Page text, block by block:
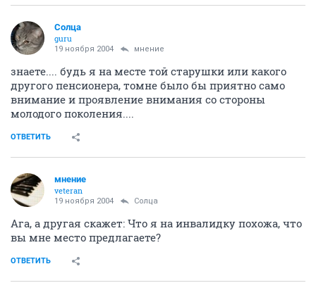
Солца
guru
19 ноября 2004 мнение
знаете.... будь я на месте той старушки или какого
другого пенсионера, томне было бы приятно само
внимание и проявление внимания со стороны
молодого поколения....
ОТВЕТИТЬ
мнение
veteran
19 ноября 2004 Солца
Ага, а другая скажет: Что я на инвалидку похожа, что
вы мне место предлагаете?
ОТВЕТИТЬ